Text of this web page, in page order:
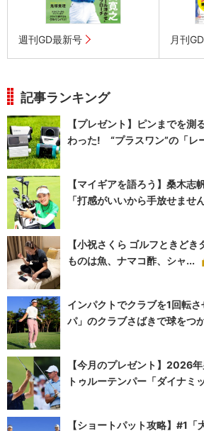
週刊GD最新号 月刊
記事ランキング
【プレゼント】ピンまでを測
わった! “プラスワン”の「レ
【マイギアを語ろう】桑木
「打感がいいから手放せませ
【小祝さくら ゴルフときど
ものは魚、ナマコ酢、シャ...
インパクトでクラブを1回転
パ」のクラブさばきで球をつ
【今月のプレゼント】2026
トゥルーテンパー「ダイナミ
【ショートパット攻略】#1